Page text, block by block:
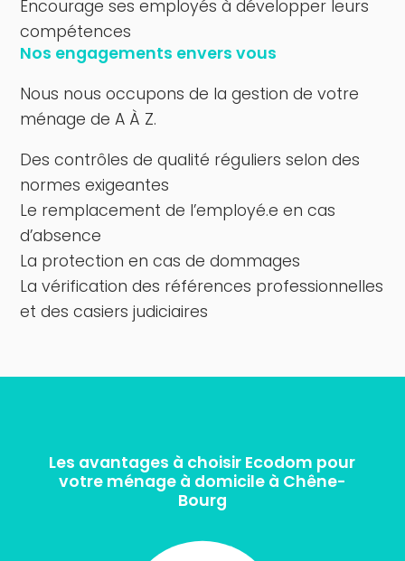
Encourage ses employés à développer leurs
compétences
Nos engagements envers vous
Nous nous occupons de la gestion de votre
ménage de A À Z.
Des contrôles de qualité réguliers selon des
normes exigeantes
Le remplacement de l’employé.e en cas
d’absence
La protection en cas de dommages
La vérification des références professionnelles
et des casiers judiciaires
Les avantages à choisir Ecodom pour
votre ménage à domicile à Chêne-
Bourg